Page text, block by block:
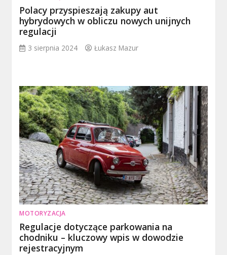
Polacy przyspieszają zakupy aut
hybrydowych w obliczu nowych unijnych
regulacji
3 sierpnia 2024 Łukasz Mazur
MOTORYZACJA
Regulacje dotyczące parkowania na
chodniku – kluczowy wpis w dowodzie
rejestracyjnym